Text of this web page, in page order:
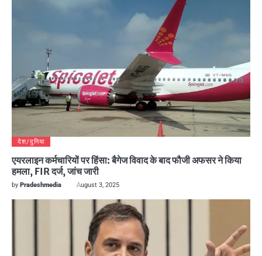
देश/दुनिया
एयरलाइन कर्मचारियों पर हिंसा: बैगेज विवाद के बाद फौजी अफसर ने किया
हमला, FIR दर्ज, जांच जारी
by Pradeshmedia August 3, 2025